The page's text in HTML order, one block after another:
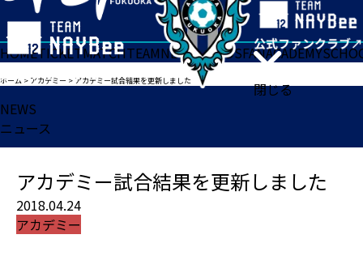
閉じる
HOMETICKETMATCHTEAMNEWSGOODSFANACADEMY
ホーム > アカデミー > アカデミー試合結果を更新しました
NEWS
ニュース
アカデミー試合結果を更新しました
2018.04.24
アカデミー